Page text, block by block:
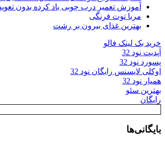
آموزش تعمیر درب چوبی باد کرده بدون
مربا توت فرنگی
بهترین غذای بیرون بر رشت
خرید بک لینک فالو
آپدیت نود 32
پسورد نود 32
اوکلی لایسنس رایگان نود 32
همیار نود 32
بهترین سئو
رایگان
بایگانی‌ها